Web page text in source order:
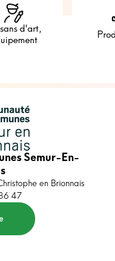
d'art,
Semur-En-
en Brionnais
47